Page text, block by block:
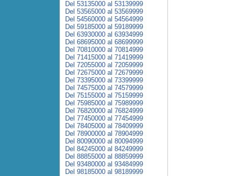
Del 53135000 al 53139999
Del 53565000 al 53569999
Del 54560000 al 54564999
Del 59185000 al 59189999
Del 63930000 al 63934999
Del 68695000 al 68699999
Del 70810000 al 70814999
Del 71415000 al 71419999
Del 72055000 al 72059999
Del 72675000 al 72679999
Del 73395000 al 73399999
Del 74575000 al 74579999
Del 75155000 al 75159999
Del 75985000 al 75989999
Del 76820000 al 76824999
Del 77450000 al 77454999
Del 78405000 al 78409999
Del 78900000 al 78904999
Del 80090000 al 80094999
Del 84245000 al 84249999
Del 88855000 al 88859999
Del 93480000 al 93484999
Del 98185000 al 98189999